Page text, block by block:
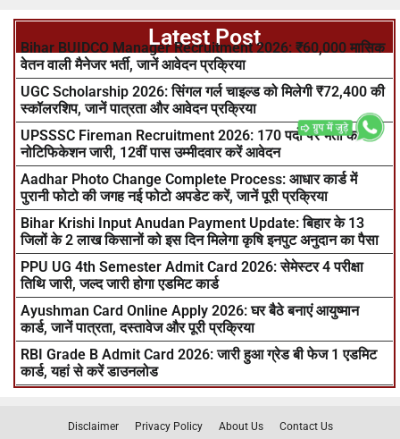
Latest Post
Bihar BUIDCO Manager Recruitment 2026: ₹60,000 मासिक
वेतन वाली मैनेजर भर्ती, जानें आवेदन प्रक्रिया
UGC Scholarship 2026: सिंगल गर्ल चाइल्ड को मिलेगी ₹72,400 की
स्कॉलरशिप, जानें पात्रता और आवेदन प्रक्रिया
UPSSSC Fireman Recruitment 2026: 170 पदों पर भर्ती का
नोटिफिकेशन जारी, 12वीं पास उम्मीदवार करें आवेदन
Aadhar Photo Change Complete Process: आधार कार्ड में
पुरानी फोटो की जगह नई फोटो अपडेट करें, जानें पूरी प्रक्रिया
Bihar Krishi Input Anudan Payment Update: बिहार के 13
जिलों के 2 लाख किसानों को इस दिन मिलेगा कृषि इनपुट अनुदान का पैसा
PPU UG 4th Semester Admit Card 2026: सेमेस्टर 4 परीक्षा
तिथि जारी, जल्द जारी होगा एडमिट कार्ड
Ayushman Card Online Apply 2026: घर बैठे बनाएं आयुष्मान
कार्ड, जानें पात्रता, दस्तावेज और पूरी प्रक्रिया
RBI Grade B Admit Card 2026: जारी हुआ ग्रेड बी फेज 1 एडमिट
कार्ड, यहां से करें डाउनलोड
Disclaimer Privacy Policy About Us Contact Us